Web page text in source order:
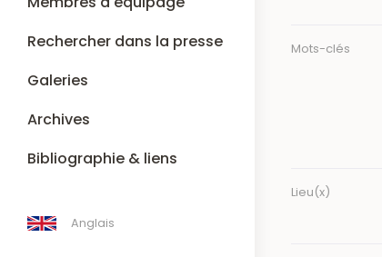
Rechercher dans la presse
Galeries
Archives
Bibliographie & liens
Anglais
Mots-clés
Lieu(x)